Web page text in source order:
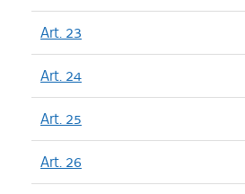
Art. 23
Art. 24
Art. 25
Art. 26